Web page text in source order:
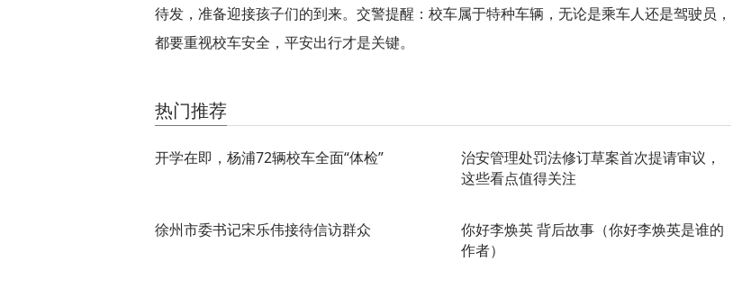
待发，准备迎接孩子们的到来。交警提醒：校车属于特种车辆，无论是乘车人还是驾驶员，
都要重视校车安全，平安出行才是关键。
热门推荐
开学在即，杨浦72辆校车全面“体检”
治安管理处罚法修订草案首次提请审议，
这些看点值得关注
徐州市委书记宋乐伟接待信访群众
你好李焕英 背后故事（你好李焕英是谁的
作者）